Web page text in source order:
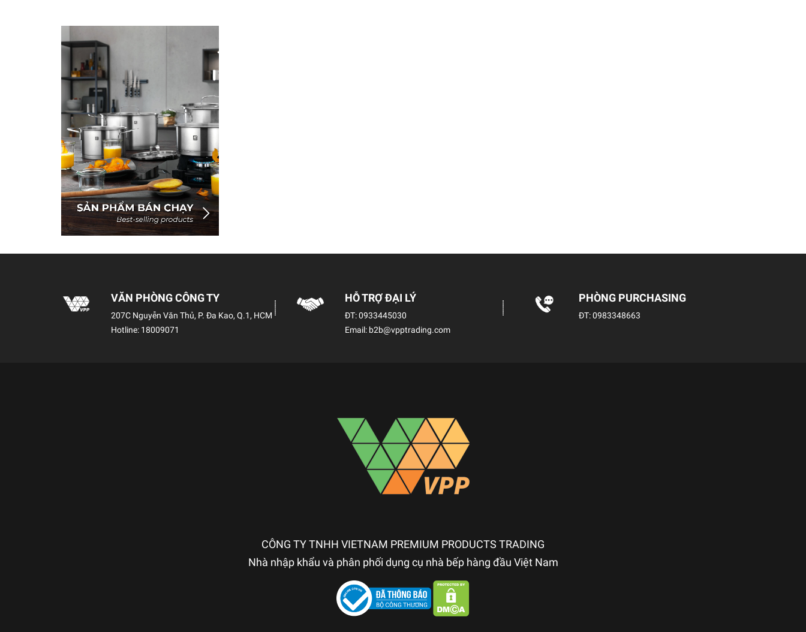
VĂN PHÒNG CÔNG TY
207C Nguyễn Văn Thủ, P. Đa Kao, Q.1, HCM
Hotline: 18009071
HỖ TRỢ ĐẠI LÝ
ĐT:0933445030
Email: b2b@vpptrading.com
PHÒNG PURCHASING
ĐT:0983348663
CÔNG TY TNHH VIETNAM PREMIUM PRODUCTS TRADING
Nhà nhập khẩu và phân phối dụng cụ nhà bếp hàng đầu Việt Nam